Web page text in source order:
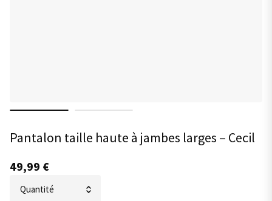
Pantalon taille haute à jambes larges – Cecil
49,99 €